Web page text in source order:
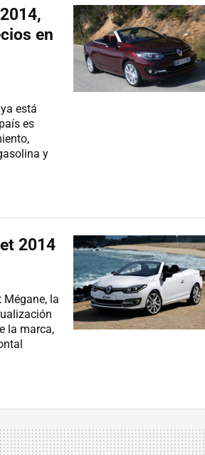
en
está
es
y
2014
Mégane, la
la marca,